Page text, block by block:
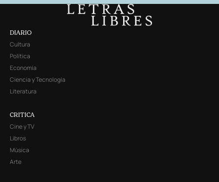
DIARIO
Cultura
Política
Economía
Ciencia y Tecnología
Literatura
CRITICA
Cine y TV
Libros
Música
Arte